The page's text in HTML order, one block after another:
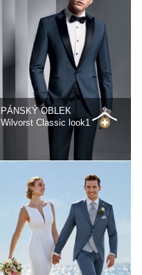
PÁNSKÝ OBLEK
Wilvorst Classic look1